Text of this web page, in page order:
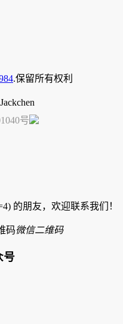
.保留所有权利
号
的朋友，欢迎联系我们！
微信二维码
号